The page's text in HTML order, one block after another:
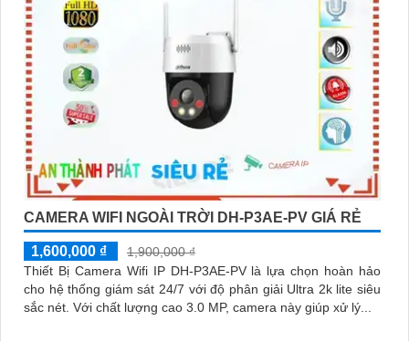
CAMERA WIFI NGOÀI TRỜI DH-P3AE-PV GIÁ RẺ
1,600,000 ₫
1,900,000 ₫
Thiết Bị Camera Wifi IP DH-P3AE-PV là lựa chọn hoàn hảo
cho hệ thống giám sát 24/7 với độ phân giải Ultra 2k lite siêu
sắc nét. Với chất lượng cao 3.0 MP, camera này giúp xử lý...